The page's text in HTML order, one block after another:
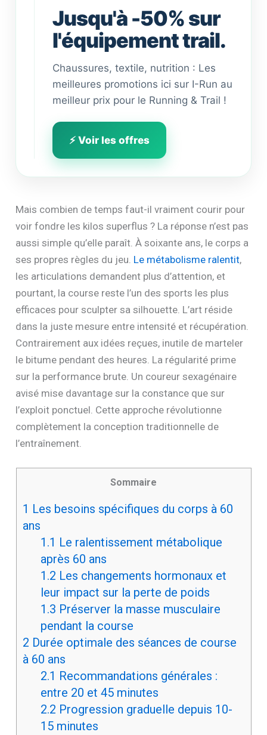
Jusqu'à -50% sur
l'équipement trail.
Chaussures, textile, nutrition : Les
meilleures promotions ici sur I-Run au
meilleur prix pour le Running & Trail !
⚡ Voir les offres
Mais combien de temps faut-il vraiment courir pour
voir fondre les kilos superflus ? La réponse n’est pas
aussi simple qu’elle paraît. À soixante ans, le corps a
ses propres règles du jeu. Le métabolisme ralentit,
les articulations demandent plus d’attention, et
pourtant, la course reste l’un des sports les plus
efficaces pour sculpter sa silhouette. L’art réside
dans la juste mesure entre intensité et récupération.
Contrairement aux idées reçues, inutile de marteler
le bitume pendant des heures. La régularité prime
sur la performance brute. Un coureur sexagénaire
avisé mise davantage sur la constance que sur
l’exploit ponctuel. Cette approche révolutionne
complètement la conception traditionnelle de
l’entraînement.
Sommaire
1 Les besoins spécifiques du corps à 60
ans
1.1 Le ralentissement métabolique
après 60 ans
1.2 Les changements hormonaux et
leur impact sur la perte de poids
1.3 Préserver la masse musculaire
pendant la course
2 Durée optimale des séances de course
à 60 ans
2.1 Recommandations générales :
entre 20 et 45 minutes
2.2 Progression graduelle depuis 10-
15 minutes